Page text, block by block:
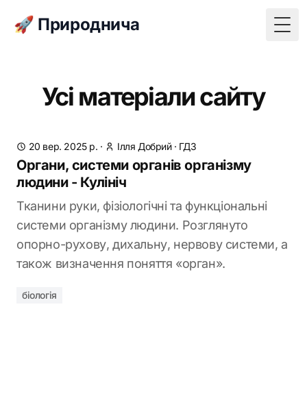
🚀 Природнича
Усі матеріали сайту
20 вер. 2025 р. · Ілля Добрий· ГДЗ
Органи, системи органів організму
людини - Кулініч
Тканини руки, фізіологічні та функціональні
системи організму людини. Розглянуто
опорно-рухову, дихальну, нервову системи, а
також визначення поняття «орган».
біологія